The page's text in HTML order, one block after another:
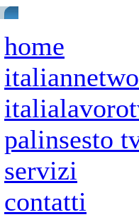
home
palinsesto
servizi
contatti